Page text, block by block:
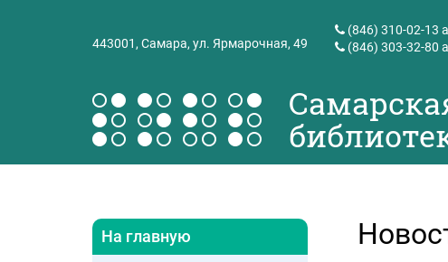
443001, Самара, ул. Ярмарочная, 49
(846) 310-02-13
(846) 303-32-80
На главную